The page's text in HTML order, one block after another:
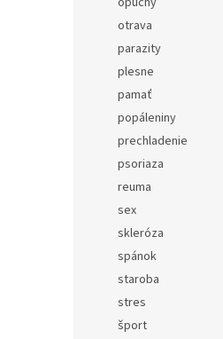
otrava
parazity
plesne
pamať
popáleniny
prechladenie
psoriaza
reuma
sex
skleróza
spánok
staroba
stres
šport